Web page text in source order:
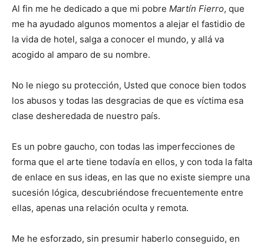
Al fin me he dedicado a que mi pobre Martín Fierro, que
me ha ayudado algunos momentos a alejar el fastidio de
la vida de hotel, salga a conocer el mundo, y allá va
acogido al amparo de su nombre.
No le niego su protección, Usted que conoce bien todos
los abusos y todas las desgracias de que es víctima esa
clase desheredada de nuestro país.
Es un pobre gaucho, con todas las imperfecciones de
forma que el arte tiene todavía en ellos, y con toda la falta
de enlace en sus ideas, en las que no existe siempre una
sucesión lógica, descubriéndose frecuentemente entre
ellas, apenas una relación oculta y remota.
Me he esforzado, sin presumir haberlo conseguido, en